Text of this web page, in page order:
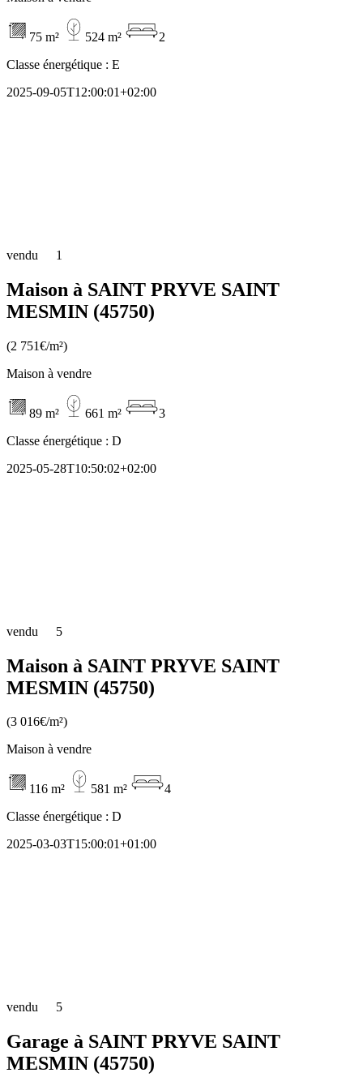
75 m² 524 m²
2
Classe énergétique : E
2025-09-05T12:00:01+02:00
vendu 1
Maison à SAINT PRYVE SAINT
MESMIN (45750)
(2 751€/m²)
Maison à vendre
89 m² 661 m²
3
Classe énergétique : D
2025-05-28T10:50:02+02:00
vendu 5
Maison à SAINT PRYVE SAINT
MESMIN (45750)
(3 016€/m²)
Maison à vendre
116 m² 581 m²
4
Classe énergétique : D
2025-03-03T15:00:01+01:00
vendu 5
Garage à SAINT PRYVE SAINT
MESMIN (45750)